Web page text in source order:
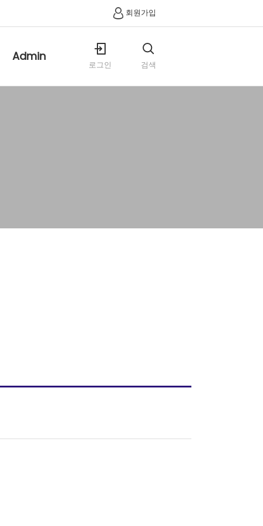
회원가입
Admin
로그인 검색